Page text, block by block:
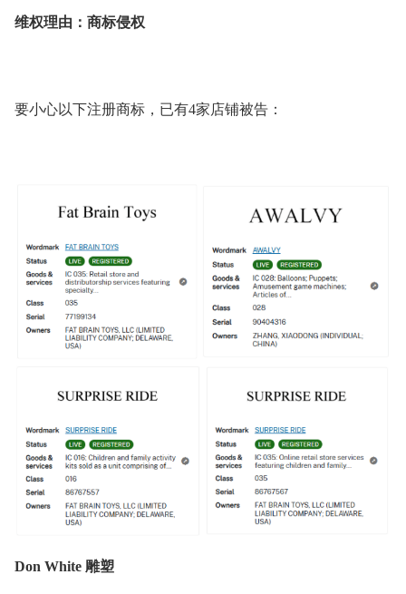
维权理由：商标侵权
要小心以下注册商标，已有4家店铺被告：
Don White 雕塑